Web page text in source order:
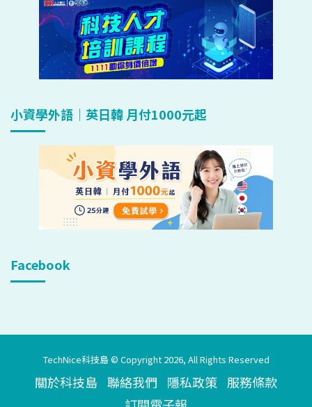
小資學外語｜英日韓 月付1000元起
Facebook
TechNice科技島 © Copyright 2026, All Rights Reserved
關於科技島 聯絡我們 隱私政策 服務條款